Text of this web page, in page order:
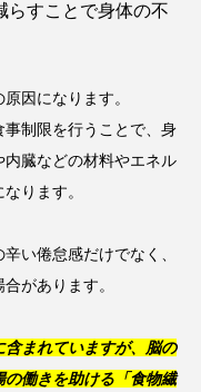
すことで身体の不
因になります。
制限を行うことで、身
臓などの材料やエネル
ります。
い倦怠感だけでなく、
があります。
含まれていますが、脳の
働きを助ける「食物繊